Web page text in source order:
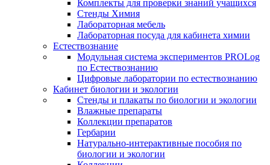
Комплекты для проверки знаний учащихся
Стенды Химия
Лабораторная мебель
Лабораторная посуда для кабинета химии
Естествознание
Модульная система экспериментов PROLog
по Естествознанию
Цифровые лаборатории по естествознанию
Кабинет биологии и экологии
Стенды и плакаты по биологии и экологии
Влажные препараты
Коллекции препаратов
Гербарии
Натурально-интерактивные пособия по
биологии и экологии